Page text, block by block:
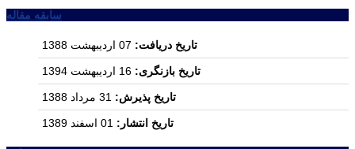
سابقه مقاله
تاریخ دریافت:
تاریخ بازنگری:
تاریخ پذیرش:
تاریخ انتشار: